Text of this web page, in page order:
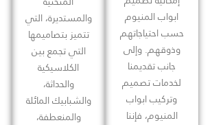
ابواب المنيوم
حسب احتياجاتهم
وذوقهم. وإلى
جانب تقديمنا
لخدمات تصميم
وتركيب ابواب
المنيوم، فإننا
والمستديرة، التي
تتميز بتصاميمها
التي تجمع بين
الكلاسيكية
والحداثة،
والشبابيك المائلة
والمنعطفة،